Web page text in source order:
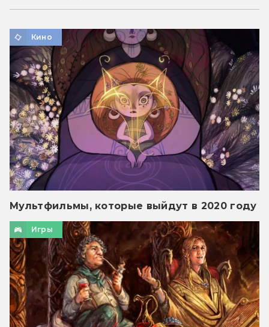
Кино
Мультфильмы, которые выйдут в 2020 году
Игры